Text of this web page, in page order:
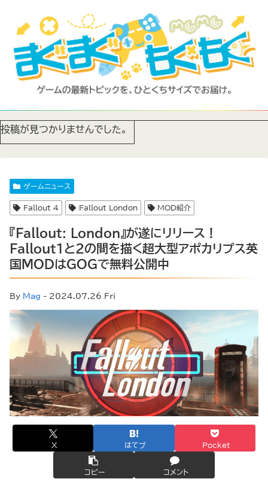
投稿が見つかりませんでした。
ゲームニュース
Fallout 4 Fallout London MOD紹介
『Fallout: London』が遂にリリース！
Fallout1と2の間を描く超大型アポカリプス英
国MODはGOGで無料公開中
By Mag - 2024.07.26 Fri
X はてブ Pocket
コピー コメント